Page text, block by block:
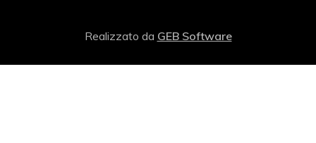
Realizzato da GEB Software